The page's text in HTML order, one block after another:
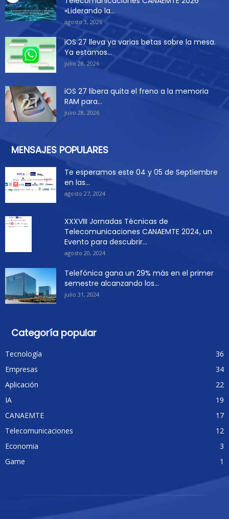
«Liderando la...
agosto 3, 2026
iOS 27 lleva ya varias betas sobre la mesa.
Ya estamos...
julio 28, 2026
iOS 27 libera quita el freno a la memoria
RAM para...
julio 28, 2026
MENSAJES POPULARES
Te esperamos este 04 y 05 de Septiembre
en las...
agosto 27, 2024
XXXVIII Jornadas Técnicas de
Telecomunicaciones CANAEMTE 2024, un
Evento para descubrir...
agosto 20, 2024
Telefónica gana un 29% más en el primer
semestre alcanzando los...
julio 31, 2024
Categoría popular
Tecnología
36
Empresas
34
Aplicación
22
IA
19
CANAEMTE
17
Telecomunicaciones
12
Economia
3
Game
1